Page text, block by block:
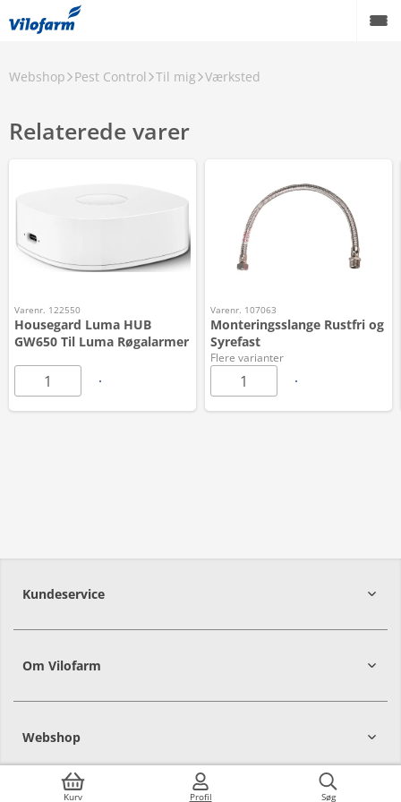
Kurv Profil Søg
Webshop Pest Control Til mig Værksted
Relaterede varer
Varenr. 122550
Housegard Luma HUB
GW650 Til Luma Røgalarmer
Varenr. 107063
Monteringsslange Rustfri og
Syrefast
Flere varianter
Kundeservice
Om Vilofarm
Webshop